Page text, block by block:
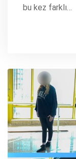
bu kez farklı…